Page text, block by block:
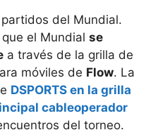
el Mundial se
a través de la grilla de
móviles de Flow. La
DSPORTS en la grilla
cableoperador
del torneo.